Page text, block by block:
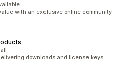
with an exclusive online community
downloads and license keys